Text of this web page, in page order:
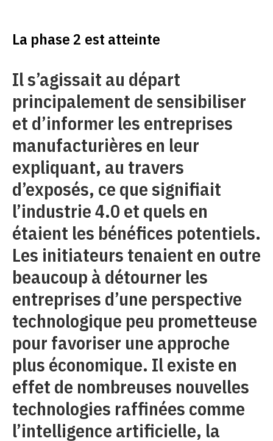
La phase 2 est atteinte
Il s’agissait au départ
principalement de sensibiliser
et d’informer les entreprises
manufacturières en leur
expliquant, au travers
d’exposés, ce que signifiait
l’industrie 4.0 et quels en
étaient les bénéfices potentiels.
Les initiateurs tenaient en outre
beaucoup à détourner les
entreprises d’une perspective
technologique peu prometteuse
pour favoriser une approche
plus économique. Il existe en
effet de nombreuses nouvelles
technologies raffinées comme
l’intelligence artificielle, la